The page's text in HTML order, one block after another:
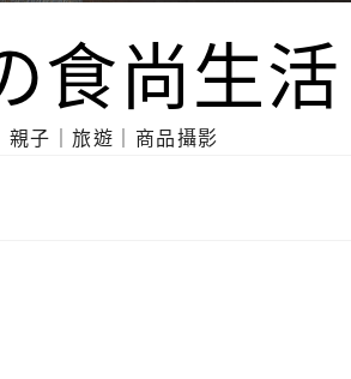
食尚生活
親子｜旅遊｜商品攝影